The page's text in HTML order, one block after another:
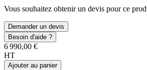
Vous souhaitez obtenir un devis pour ce
Demander un devis
Besoin d'aide ?
6 990,00 €
HT
Ajouter au panier